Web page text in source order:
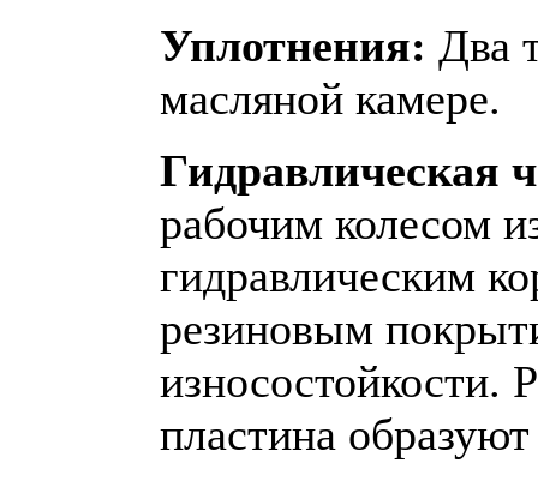
Уплотнения: Два
масляной камере.
Гидравлическая
рабочим колесом
гидравлическим
резиновым
износостойкости.
пластина